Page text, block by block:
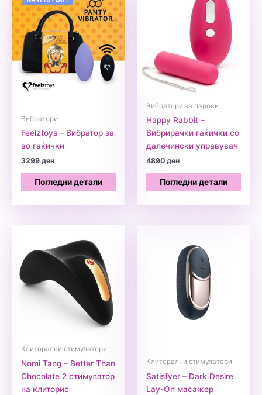
Вибратори
Feelztoys – Вибратор за
во гаќички
3299ден
Погледни детали
Вибратори за парови
Happy Rabbit –
Вибрирачки гаќички со
далечински управувач
4890ден
Погледни детали
Клиторални стимулатори
Nomi Tang – Better Than
Chocolate 2 стимулатор
на клиторис
Клиторални стимулатори
Satisfyer – Dark Desire
Lay-On масажер